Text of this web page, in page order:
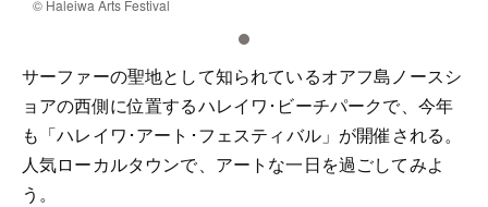
© Haleiwa Arts Festival
サーファーの聖地として知られているオアフ島ノースシ
ョアの西側に位置するハレイワ･ビーチパークで、今年
も「ハレイワ･アート･フェスティバル」が開催される。
人気ローカルタウンで、アートな一日を過ごしてみよ
う。